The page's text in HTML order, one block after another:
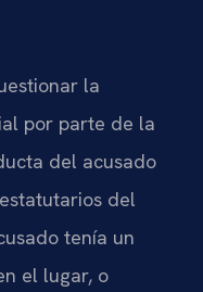
la
por parte de la
del acusado
del
tenía un
el lugar, o